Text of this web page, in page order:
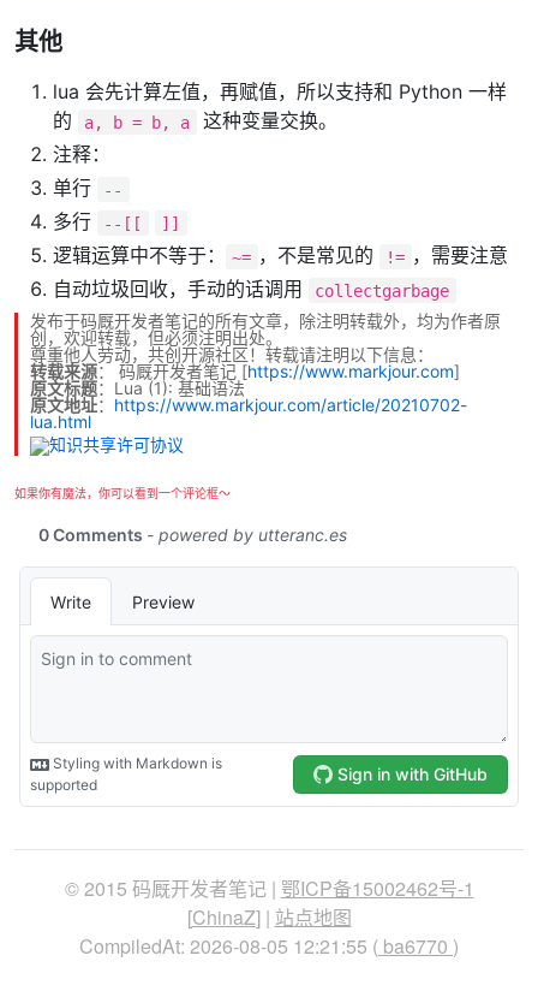
其他
lua 会先计算左值，再赋值，所以支持和 Python 一样
的
a, b = b, a
这种变量交换。
注释：
单行
--
多行 --[[ ]]
逻辑运算中不等于： ~= ，不是常见的 != ，需要注意
自动垃圾回收，手动的话调用
collectgarbage
发布于码厩开发者笔记的所有文章，除注明转载外，均为作者原
创，欢迎转载，但必须注明出处。
尊重他人劳动，共创开源社区！转载请注明以下信息：
转载来源： 码厩开发者笔记 [https://www.markjour.com]
原文标题：Lua (1): 基础语法
原文地址： https://www.markjour.com/article/20210702-
lua.html
如果你有魔法，你可以看到一个评论框～
© 2015 码厩开发者笔记 | 鄂ICP备15002462号-1
[ChinaZ] | 站点地图
CompiledAt: 2026-08-05 12:21:55 ( ba6770 )